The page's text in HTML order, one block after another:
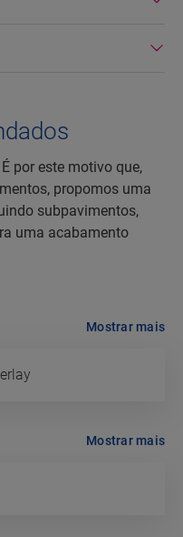
por este motivo que,
propomos uma
subpavimentos,
uma acabamento
Mostrar mais
Mostrar mais